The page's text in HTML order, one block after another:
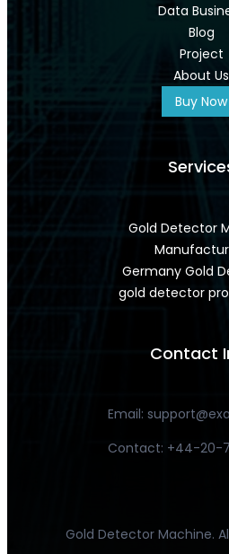
Data
Blog
Project
About Us
Buy Now
Gold Detector
Germany Gold
gold detector
Contact
Email:
Contact: +44-20-
Gold Detector Machine.